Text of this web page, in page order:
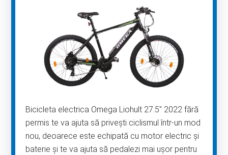
Bicicleta electrica Omega Liohult 27.5″ 2022 fără
permis te va ajuta să privești ciclismul într-un mod
nou, deoarece este echipată cu motor electric și
baterie și te va ajuta să pedalezi mai ușor pentru